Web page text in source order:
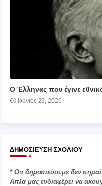
Ο Έλληνας που έγινε
Ιούνιος 29, 2026
ΔΗΜΟΣΊΕΥΣΗ ΣΧΟΛΊΟΥ
* Οτι δημοσιεύουμε δεν
Απλά μας ενδιαφέρει να